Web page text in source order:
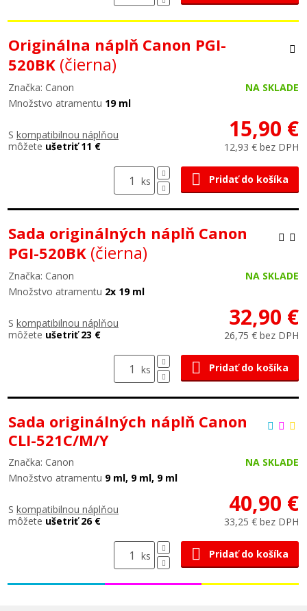
Originálna náplň Canon PGI-
520BK (čierna)
Značka: Canon
NA SKLADE
Množstvo atramentu 19 ml
S kompatibilnou náplňou
môžete ušetriť 11 €
15,90 €
12,93 € bez DPH
ks Pridať do košíka
Sada originálných náplň Canon
PGI-520BK (čierna)
Značka: Canon
NA SKLADE
Množstvo atramentu 2x 19 ml
S kompatibilnou náplňou
môžete ušetriť 23 €
32,90 €
26,75 € bez DPH
ks Pridať do košíka
Sada originálných náplň Canon
CLI-521C/M/Y
Značka: Canon
NA SKLADE
Množstvo atramentu 9 ml, 9 ml, 9 ml
S kompatibilnou náplňou
môžete ušetriť 26 €
40,90 €
33,25 € bez DPH
ks Pridať do košíka